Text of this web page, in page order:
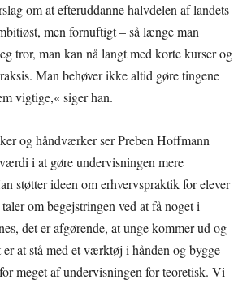
om at efteruddanne halvdelen af landets
men fornuftigt – så længe man
tror, man kan nå langt med korte kurser og
Man behøver ikke altid gøre tingene
vigtige,« siger han.
og håndværker ser Preben Hoffmann
i at gøre undervisningen mere
støtter ideen om erhvervspraktik for elever
om begejstringen ved at få noget i
det er afgørende, at unge kommer ud og
er at stå med et værktøj i hånden og bygge
meget af undervisningen for teoretisk. Vi